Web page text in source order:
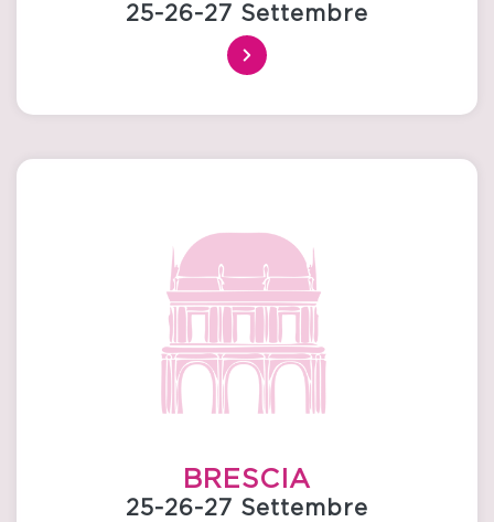
25-26-27 Settembre
BRESCIA
25-26-27 Settembre